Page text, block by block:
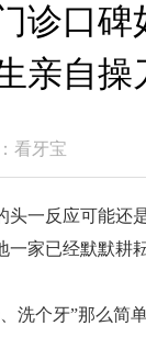
诊口碑
亲自操
看牙宝
一反应可能还
一家已经默默
洗个牙”那么简